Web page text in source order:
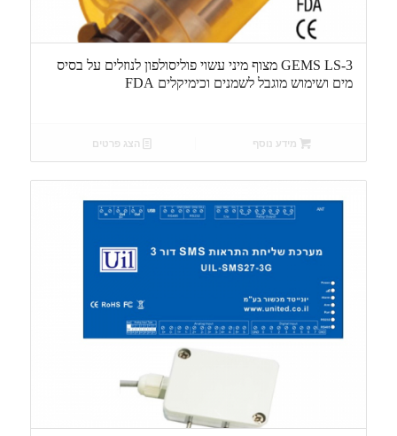
GEMS LS-3 מצוף מיני עשוי פוליסולפון לנוזלים על בסיס
מים ושימוש מוגבל לשמנים וכימיקלים FDA
מידע נוסף הצג פרטים